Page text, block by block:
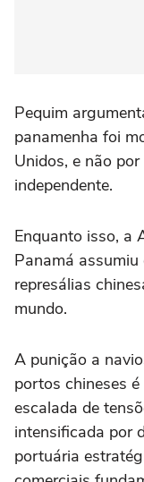
Pequim
panamenha foi
Unidos, e não
independente.
Enquanto isso, a
Panamá
represálias
mundo.
A punição a
portos chineses
escalada de
intensificada por
portuária